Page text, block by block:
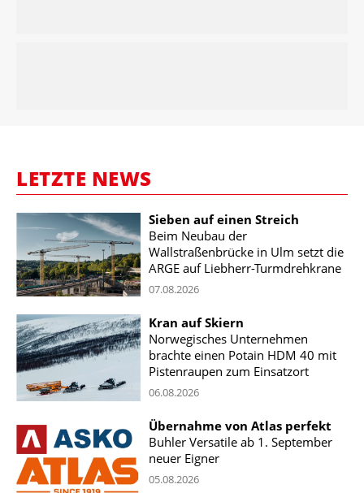
LETZTE NEWS
Sieben auf einen Streich
Beim Neubau der
Wallstraßenbrücke in Ulm setzt die
ARGE auf Liebherr-Turmdrehkrane
07.08.2026
Kran auf Skiern
Norwegisches Unternehmen
brachte einen Potain HDM 40 mit
Pistenraupen zum Einsatzort
06.08.2026
Übernahme von Atlas perfekt
Buhler Versatile ab 1. September
neuer Eigner
05.08.2026